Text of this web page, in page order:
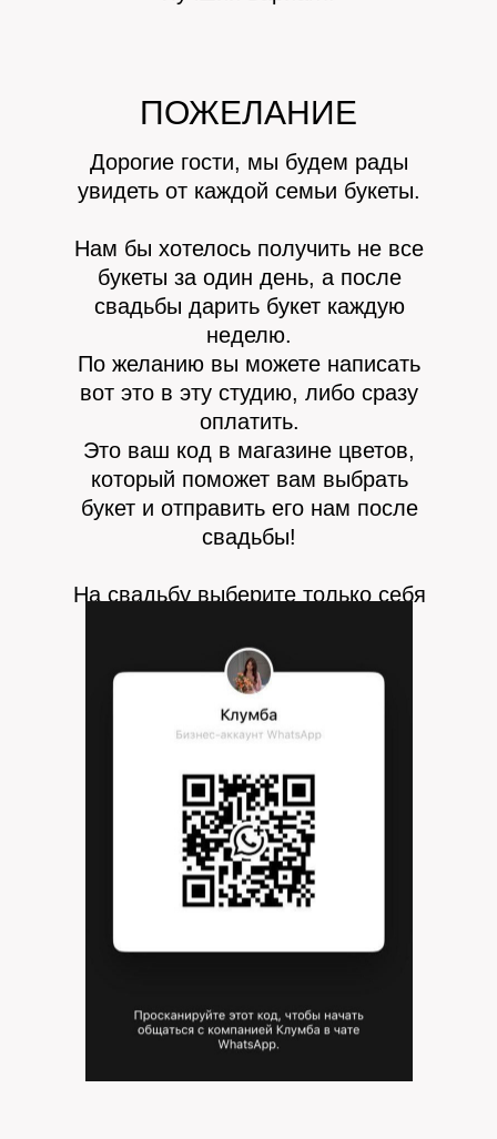
ПОЖЕЛАНИЕ
Дорогие гости, мы будем рады
увидеть от каждой семьи букеты.
Нам бы хотелось получить не все
букеты за один день, а после
свадьбы дарить букет каждую
неделю.
По желанию вы можете написать
вот это в эту студию, либо сразу
оплатить.
Это ваш код в магазине цветов,
который поможет вам выбрать
букет и отправить его нам после
свадьбы!
На свадьбу выберите только себя